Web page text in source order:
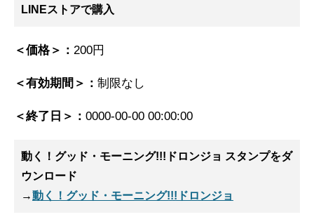
LINEストアで購入
＜価格＞： 200円
＜有効期間＞： 制限なし
＜終了日＞： 0000-00-00 00:00:00
動く！グッド・モーニング!!!ドロンジョ スタンプをダ
ウンロード
→動く！グッド・モーニング!!!ドロンジョ